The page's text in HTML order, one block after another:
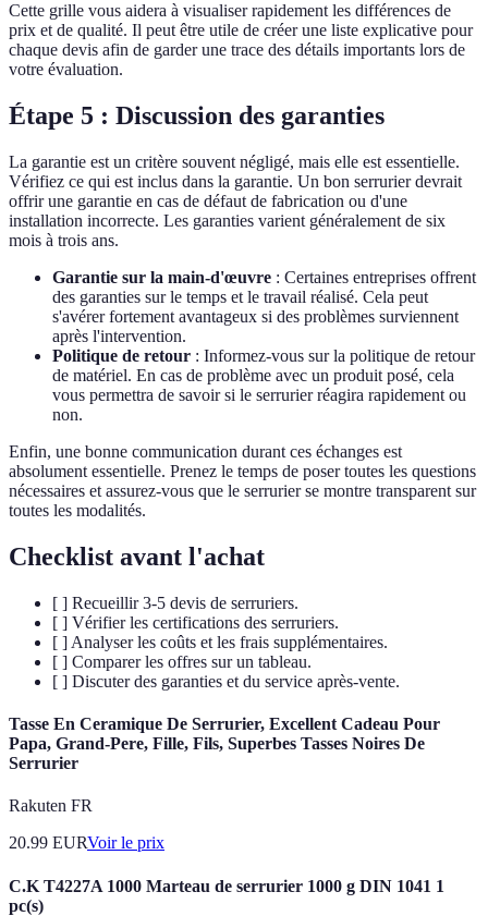
Cette grille vous aidera à visualiser rapidement les différences de
prix et de qualité. Il peut être utile de créer une liste explicative pour
chaque devis afin de garder une trace des détails importants lors de
votre évaluation.
Étape 5 : Discussion des garanties
La garantie est un critère souvent négligé, mais elle est essentielle.
Vérifiez ce qui est inclus dans la garantie. Un bon serrurier devrait
offrir une garantie en cas de défaut de fabrication ou d'une
installation incorrecte. Les garanties varient généralement de six
mois à trois ans.
Garantie sur la main-d'œuvre : Certaines entreprises offrent
des garanties sur le temps et le travail réalisé. Cela peut
s'avérer fortement avantageux si des problèmes surviennent
après l'intervention.
Politique de retour : Informez-vous sur la politique de retour
de matériel. En cas de problème avec un produit posé, cela
vous permettra de savoir si le serrurier réagira rapidement ou
non.
Enfin, une bonne communication durant ces échanges est
absolument essentielle. Prenez le temps de poser toutes les questions
nécessaires et assurez-vous que le serrurier se montre transparent sur
toutes les modalités.
Checklist avant l'achat
[ ] Recueillir 3-5 devis de serruriers.
[ ] Vérifier les certifications des serruriers.
[ ] Analyser les coûts et les frais supplémentaires.
[ ] Comparer les offres sur un tableau.
[ ] Discuter des garanties et du service après-vente.
Tasse En Ceramique De Serrurier, Excellent Cadeau Pour
Papa, Grand-Pere, Fille, Fils, Superbes Tasses Noires De
Serrurier
Rakuten FR
20.99 EURVoir le prix
C.K T4227A 1000 Marteau de serrurier 1000 g DIN 1041 1
pc(s)